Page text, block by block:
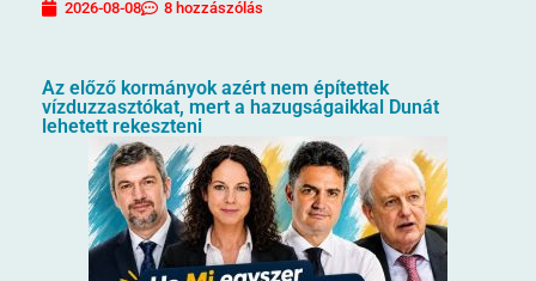
2026-08-08 8 hozzászólás
Az előző kormányok azért nem építettek
vízduzzasztókat, mert a hazugságaikkal Dunát
lehetett rekeszteni